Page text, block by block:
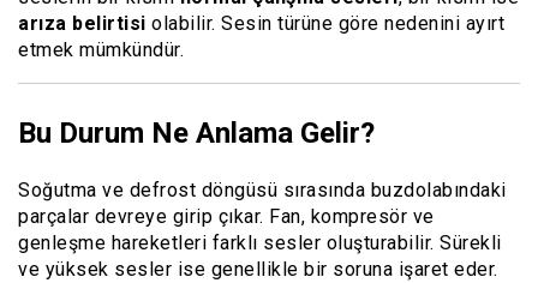
arıza belirtisi olabilir. Sesin türüne göre nedenini ayırt
etmek mümkündür.
Bu Durum Ne Anlama Gelir?
Soğutma ve defrost döngüsü sırasında buzdolabındaki
parçalar devreye girip çıkar. Fan, kompresör ve
genleşme hareketleri farklı sesler oluşturabilir. Sürekli
ve yüksek sesler ise genellikle bir soruna işaret eder.